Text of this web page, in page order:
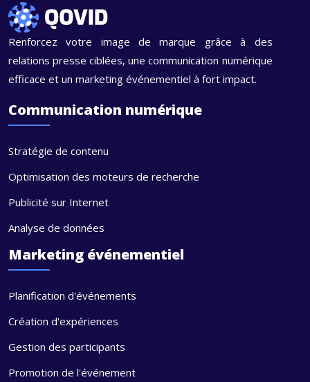
Renforcez votre image de marque grâce à des
relations presse ciblées, une communication numérique
efficace et un marketing événementiel à fort impact.
Communication numérique
Stratégie de contenu
Optimisation des moteurs de recherche
Publicité sur Internet
Analyse de données
Marketing événementiel
Planification d'événements
Création d'expériences
Gestion des participants
Promotion de l'événement